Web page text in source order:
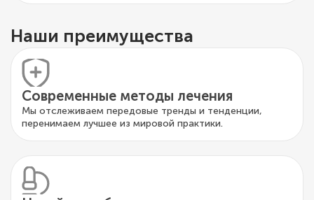
Наши преимущества
Современные методы лечения
Мы отслеживаем передовые тренды и тенденции,
перенимаем лучшее из мировой практики.